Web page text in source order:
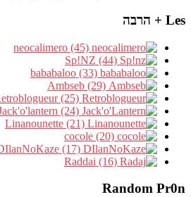
neocalimero (45)
Sp!NZ (44)
bababaloo (33)
Ambseb (29)
Retroblogueur (25)
Jack'o'lantern (24)
Linanounette (21)
cocole (20)
DIlanNoKaze (17)
Raddai (16)